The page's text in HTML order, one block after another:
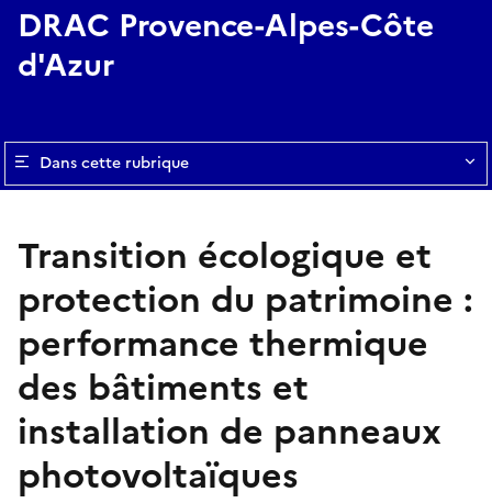
DRAC Provence-Alpes-Côte
d'Azur
Dans cette rubrique
Transition écologique et
protection du patrimoine :
performance thermique
des bâtiments et
installation de panneaux
photovoltaïques